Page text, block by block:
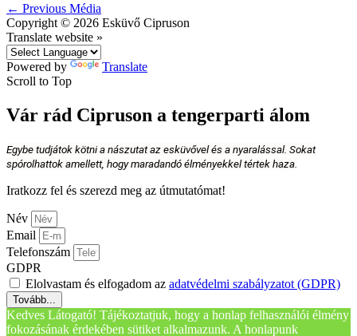
← Previous Média
Copyright © 2026 Esküvő Cipruson
Translate website »
Powered by
Translate
Scroll to Top
Vár rád Cipruson a tengerparti álom
Egybe tudjátok kötni a nászutat az esküvővel és a nyaralással. Sokat
spórolhattok amellett, hogy maradandó élményekkel tértek haza.
Iratkozz fel és szerezd meg az útmutatómat!
Név
Email
Telefonszám
GDPR
Elolvastam és elfogadom az adatvédelmi szabályzatot (GDPR)
Tovább...
Kedves Látogató! Tájékoztatjuk, hogy a honlap felhasználói élmény
fokozásának érdekében sütiket alkalmazunk. A honlapunk